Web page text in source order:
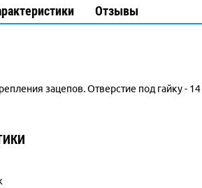
Отзывы
зацепов. Отверстие под гайку -